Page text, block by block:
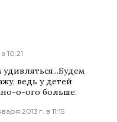
10:21
ведь у детей
о-ого больше.
2013 г. в 11:15